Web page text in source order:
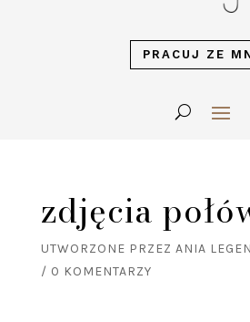
PRACUJ ZE
zdjęcia
UTWORZONE PRZEZ ANIA
/ 0 KOMENTARZY